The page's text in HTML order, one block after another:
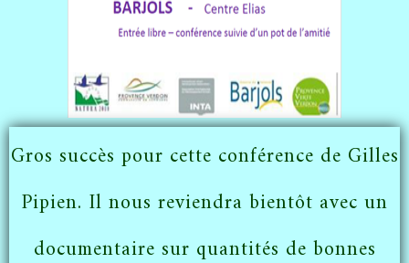
Gros succès pour cette conférence de Gilles
Pipien. Il nous reviendra bientôt avec un
documentaire sur quantités de bonnes